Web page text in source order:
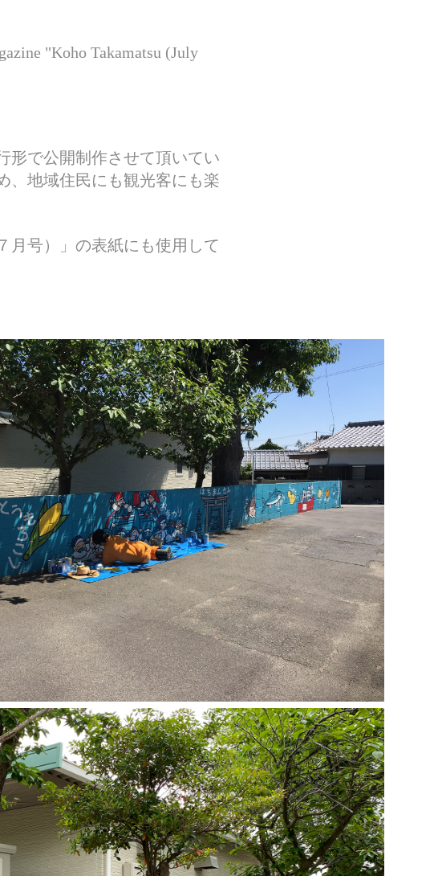
"Koho Takamatsu (July
形で公開制作させて頂いてい
、地域住民にも観光客にも楽
月号）」の表紙にも使用して